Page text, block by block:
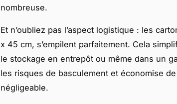
nombreuse.
Et n’oubliez pas l’aspect logistique : les
x 45 cm, s’empilent parfaitement. Cela
le stockage en entrepôt ou même dans un
les risques de basculement et économise de
négligeable.